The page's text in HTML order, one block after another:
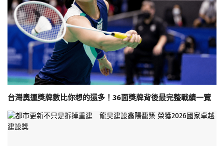
台灣奧運獎牌數比你想的還多！36面獎牌背後最完整戰績一覽